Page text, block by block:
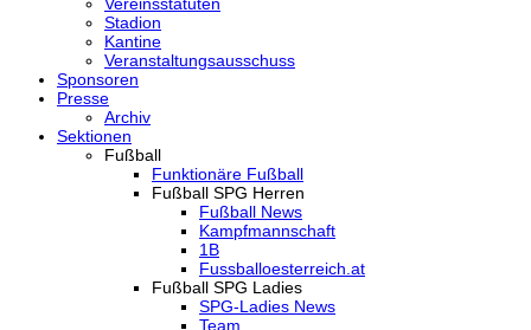
Stadion
Kantine
Veranstaltungsausschuss
Sponsoren
Presse
Archiv
Sektionen
Fußball
Funktionäre Fußball
Fußball SPG Herren
Fußball News
Kampfmannschaft
1B
Fussballoesterreich.at
Fußball SPG Ladies
SPG-Ladies News
Team